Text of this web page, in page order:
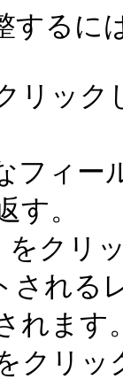
す。
れる
れま
クリ